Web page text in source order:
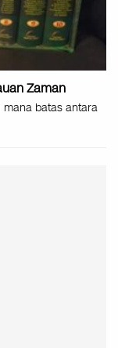
Zaman
mana batas antara